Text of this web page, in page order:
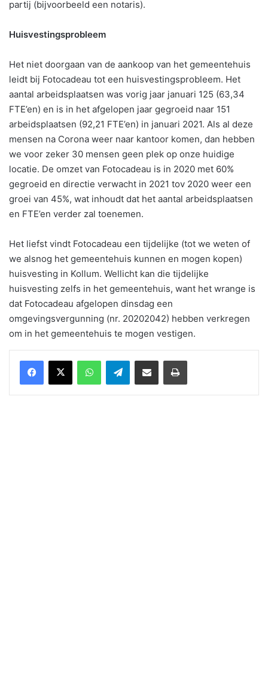
partij (bijvoorbeeld een notaris).
Huisvestingsprobleem
Het niet doorgaan van de aankoop van het gemeentehuis
leidt bij Fotocadeau tot een huisvestingsprobleem. Het
aantal arbeidsplaatsen was vorig jaar januari 125 (63,34
FTE’en) en is in het afgelopen jaar gegroeid naar 151
arbeidsplaatsen (92,21 FTE’en) in januari 2021. Als al deze
mensen na Corona weer naar kantoor komen, dan hebben
we voor zeker 30 mensen geen plek op onze huidige
locatie. De omzet van Fotocadeau is in 2020 met 60%
gegroeid en directie verwacht in 2021 tov 2020 weer een
groei van 45%, wat inhoudt dat het aantal arbeidsplaatsen
en FTE’en verder zal toenemen.
Het liefst vindt Fotocadeau een tijdelijke (tot we weten of
we alsnog het gemeentehuis kunnen en mogen kopen)
huisvesting in Kollum. Wellicht kan die tijdelijke
huisvesting zelfs in het gemeentehuis, want het wrange is
dat Fotocadeau afgelopen dinsdag een
omgevingsvergunning (nr. 20202042) hebben verkregen
om in het gemeentehuis te mogen vestigen.
WhatsAppTelegramDelen via Email Print